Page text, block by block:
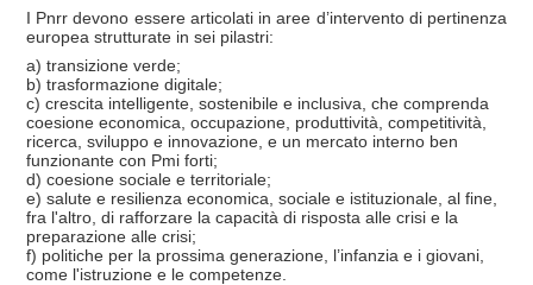
I Pnrr devono essere articolati in aree d’intervento di pertinenza
europea strutturate in sei pilastri:
a) transizione verde;
b) trasformazione digitale;
c) crescita intelligente, sostenibile e inclusiva, che comprenda
coesione economica, occupazione, produttività, competitività,
ricerca, sviluppo e innovazione, e un mercato interno ben
funzionante con Pmi forti;
d) coesione sociale e territoriale;
e) salute e resilienza economica, sociale e istituzionale, al fine,
fra l'altro, di rafforzare la capacità di risposta alle crisi e la
preparazione alle crisi;
f) politiche per la prossima generazione, l’infanzia e i giovani,
come l'istruzione e le competenze.